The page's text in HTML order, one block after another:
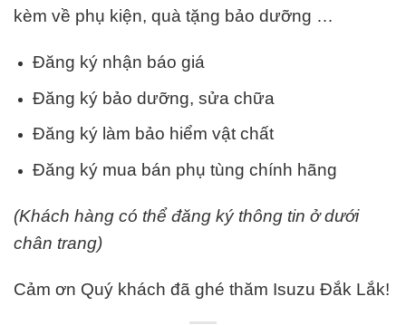
kèm về phụ kiện, quà tặng bảo dưỡng …
Đăng ký nhận báo giá
Đăng ký bảo dưỡng, sửa chữa
Đăng ký làm bảo hiểm vật chất
Đăng ký mua bán phụ tùng chính hãng
(Khách hàng có thể đăng ký thông tin ở dưới
chân trang)
Cảm ơn Quý khách đã ghé thăm Isuzu Đắk Lắk!